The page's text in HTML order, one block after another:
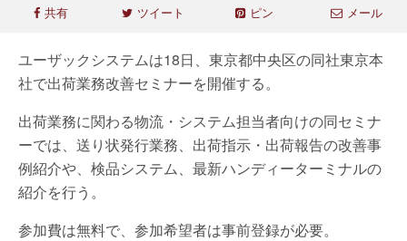
共有 ツイート ピン メール
ユーザックシステムは18日、東京都中央区の同社東京本
社で出荷業務改善セミナーを開催する。
出荷業務に関わる物流・システム担当者向けの同セミナ
ーでは、送り状発行業務、出荷指示・出荷報告の改善事
例紹介や、検品システム、最新ハンディーターミナルの
紹介を行う。
参加費は無料で、参加希望者は事前登録が必要。